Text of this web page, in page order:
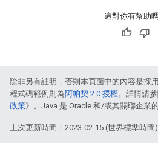
這對你有幫助
除非另有註明，否則本頁面中的內容是採用
程式碼範例則為阿帕契 2.0 授權。詳情請
政策》。Java 是 Oracle 和/或其關聯企業
上次更新時間：2023-02-15 (世界標準時間)